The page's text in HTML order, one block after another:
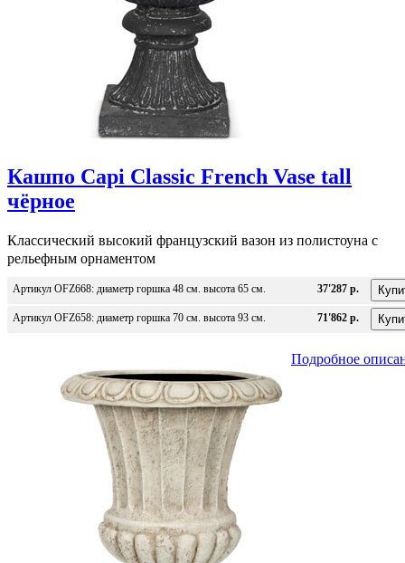
Кашпо Capi Classic French Vase tall
чёрное
Классический высокий французский вазон из полистоуна с
рельефным орнаментом
Артикул OFZ668: диаметр горшка 48 см. высота 65 см. 37'287 р.
Артикул OFZ658: диаметр горшка 70 см. высота 93 см. 71'862 р.
Подробное